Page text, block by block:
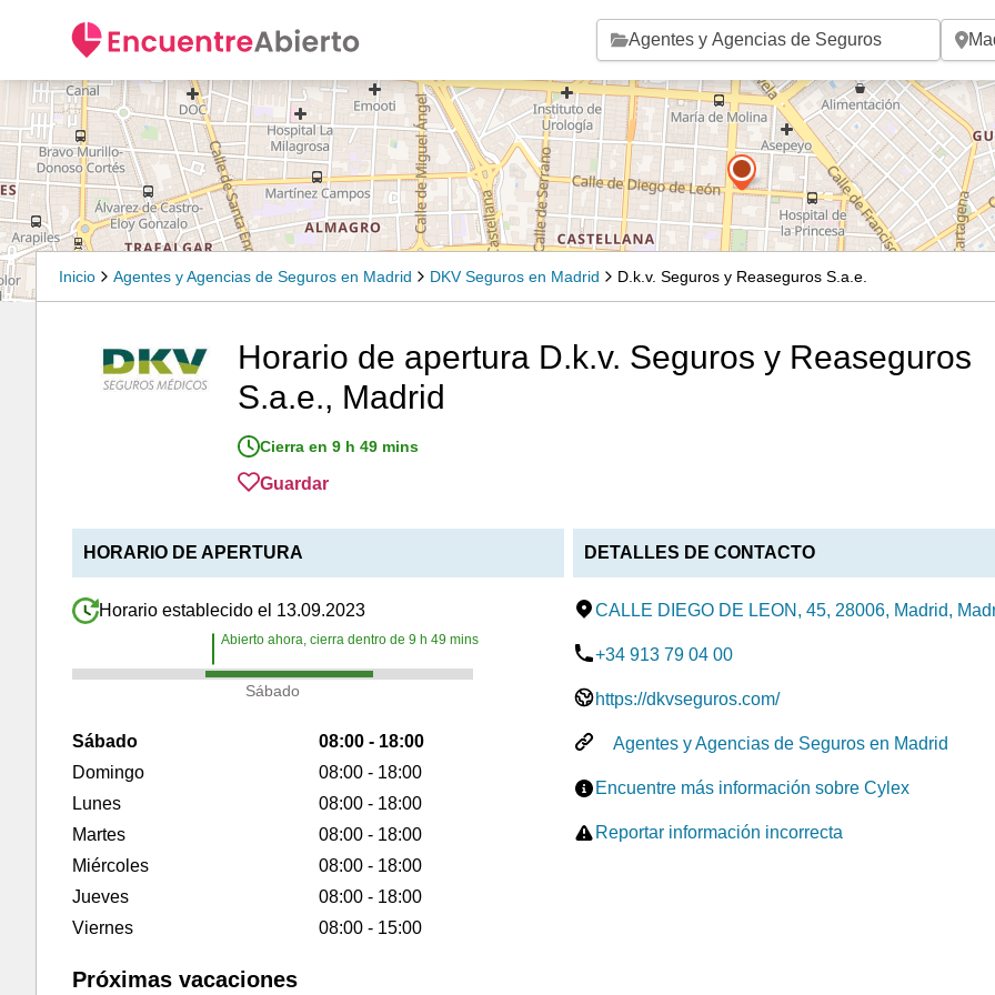
Inicio Agentes y Agencias de Seguros en Madrid DKV Seguros en Madrid D.k.v. Seguros y Reaseguros S.a.e.
Horario de apertura D.k.v. Seguros y Reaseguros
S.a.e., Madrid
Cierra en 9 h 49 mins
Guardar
HORARIO DE APERTURA
Horario establecido el 13.09.2023
Abierto ahora, cierra dentro de 9 h 49 mins
Sábado
Sábado
08:00 - 18:00
Domingo
08:00 - 18:00
Lunes
08:00 - 18:00
Martes
08:00 - 18:00
Miércoles
08:00 - 18:00
Jueves
08:00 - 18:00
Viernes
08:00 - 15:00
Próximas vacaciones
DETALLES DE CONTACTO
CALLE DIEGO DE LEON, 45, 28006, Madrid,
+34 913 79 04 00
https://dkvseguros.com/
Agentes y Agencias de Seguros en Madrid
Encuentre más información sobre Cylex
Reportar información incorrecta